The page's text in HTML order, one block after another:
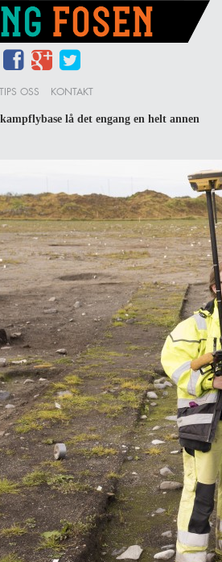
TIPS OSS KONTAKT
lå det engang en helt annen